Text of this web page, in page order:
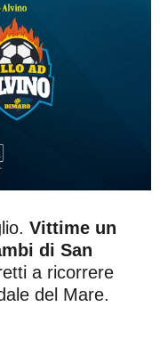
Vittime un
di San
a ricorrere
del Mare.